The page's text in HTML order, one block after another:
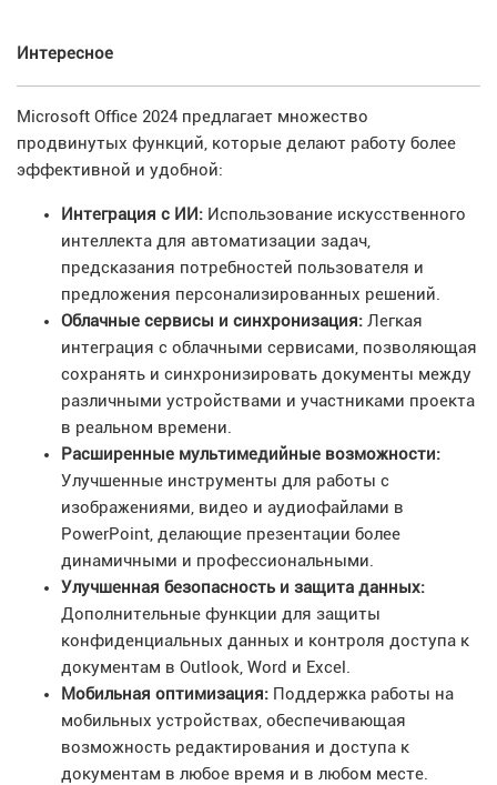
Интересное
Microsoft Office 2024 предлагает множество
продвинутых функций, которые делают работу более
эффективной и удобной:
Интеграция с ИИ: Использование искусственного
интеллекта для автоматизации задач,
предсказания потребностей пользователя и
предложения персонализированных решений.
Облачные сервисы и синхронизация: Легкая
интеграция с облачными сервисами, позволяющая
сохранять и синхронизировать документы между
различными устройствами и участниками проекта
в реальном времени.
Расширенные мультимедийные возможности:
Улучшенные инструменты для работы с
изображениями, видео и аудиофайлами в
PowerPoint, делающие презентации более
динамичными и профессиональными.
Улучшенная безопасность и защита данных:
Дополнительные функции для защиты
конфиденциальных данных и контроля доступа к
документам в Outlook, Word и Excel.
Мобильная оптимизация: Поддержка работы на
мобильных устройствах, обеспечивающая
возможность редактирования и доступа к
документам в любое время и в любом месте.